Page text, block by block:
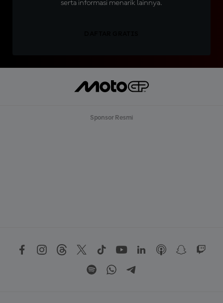
serta informasi menarik lainnya.
Sponsor Resmi